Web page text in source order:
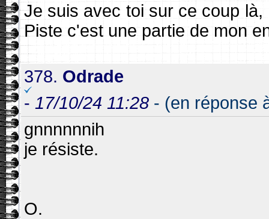
Je suis avec toi sur ce coup
Piste c'est une partie de mon
378. Odrade
- 17/10/24 11:28 - (en réponse
gnnnnnnih
je résiste.
O.